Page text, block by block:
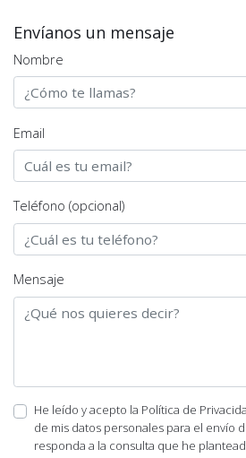
Envíanos un mensaje
Nombre
Email
Teléfono (opcional)
Mensaje
He leído y acepto la Política de
de mis datos personales para el envío
responda a la consulta que he